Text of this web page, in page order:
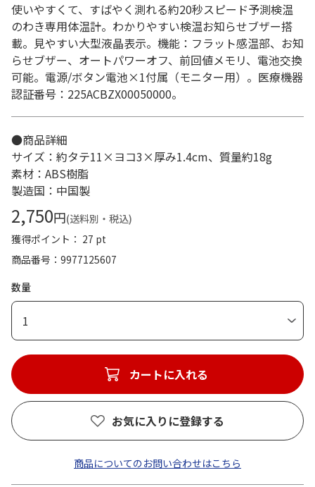
使いやすくて、すばやく測れる約20秒スピード予測検温
のわき専用体温計。わかりやすい検温お知らせブザー搭
載。見やすい大型液晶表示。機能：フラット感温部、お知
らせブザー、オートパワーオフ、前回値メモリ、電池交換
可能。電源/ボタン電池×1付属（モニター用）。医療機器
認証番号：225ACBZX00050000。
●商品詳細
サイズ：約タテ11×ヨコ3×厚み1.4cm、質量約18g
素材：ABS樹脂
製造国：中国製
2,750円(送料別・税込)
獲得ポイント： 27 pt
商品番号
9977125607
数量
1
カートに入れる
お気に入りに登録する
商品についてのお問い合わせはこちら